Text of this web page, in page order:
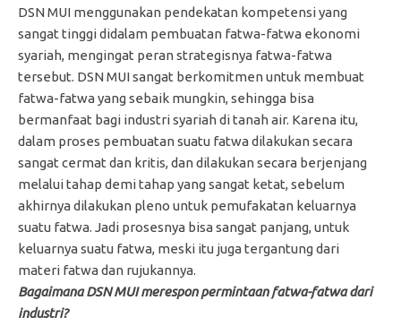
DSN MUI menggunakan pendekatan kompetensi yang
sangat tinggi didalam pembuatan fatwa-fatwa ekonomi
syariah, mengingat peran strategisnya fatwa-fatwa
tersebut. DSN MUI sangat berkomitmen untuk membuat
fatwa-fatwa yang sebaik mungkin, sehingga bisa
bermanfaat bagi industri syariah di tanah air. Karena itu,
dalam proses pembuatan suatu fatwa dilakukan secara
sangat cermat dan kritis, dan dilakukan secara berjenjang
melalui tahap demi tahap yang sangat ketat, sebelum
akhirnya dilakukan pleno untuk pemufakatan keluarnya
suatu fatwa. Jadi prosesnya bisa sangat panjang, untuk
keluarnya suatu fatwa, meski itu juga tergantung dari
materi fatwa dan rujukannya.
Bagaimana DSN MUI merespon permintaan fatwa-fatwa dari
industri?